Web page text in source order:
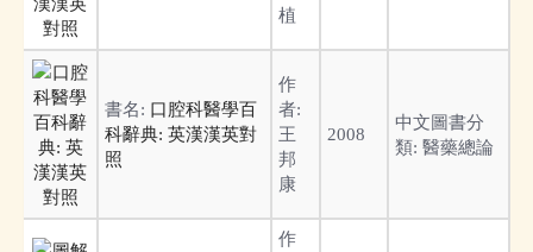
植
書名: 口腔科醫學百
科辭典: 英漢漢英對
照
作
者:
王
邦
康
2008
中文圖書分
類: 醫藥總論
作